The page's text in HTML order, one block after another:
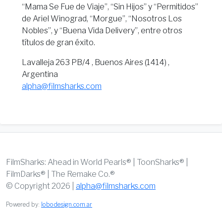
“Mama Se Fue de Viaje”, “Sin Hijos” y “Permitidos”
de Ariel Winograd, “Morgue”, “Nosotros Los
Nobles”, y “Buena Vida Delivery”, entre otros
títulos de gran éxito.
Lavalleja 263 PB/4 , Buenos Aires (1414) ,
Argentina
alpha@filmsharks.com
FilmSharks: Ahead in World Pearls® | ToonSharks® |
FilmDarks® | The Remake Co.®
© Copyright 2026 | alpha@filmsharks.com
Powered by: lobodesign.com.ar